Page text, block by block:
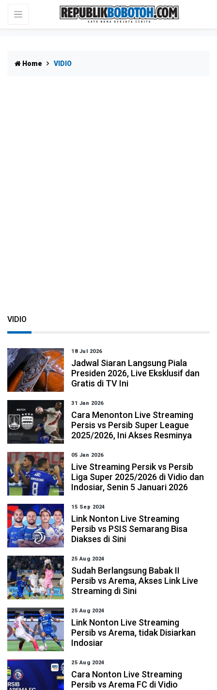
Home VIDIO
VIDIO
18 Jul 2026
Jadwal Siaran Langsung Piala
Presiden 2026, Live Eksklusif dan
Gratis di TV Ini
31 Jan 2026
Cara Menonton Live Streaming
Persis vs Persib Super League
2025/2026, Ini Akses Resminya
05 Jan 2026
Live Streaming Persik vs Persib
Liga Super 2025/2026 di Vidio dan
Indosiar, Senin 5 Januari 2026
15 Sep 2024
Link Nonton Live Streaming
Persib vs PSIS Semarang Bisa
Diakses di Sini
25 Aug 2024
Sudah Berlangsung Babak II
Persib vs Arema, Akses Link Live
Streaming di Sini
25 Aug 2024
Link Nonton Live Streaming
Persib vs Arema, tidak Disiarkan
Indosiar
25 Aug 2024
Cara Nonton Live Streaming
Persib vs Arema FC di Vidio